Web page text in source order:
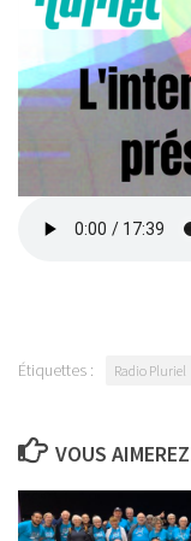
Étiquettes : Radio Pluriel
VOUS